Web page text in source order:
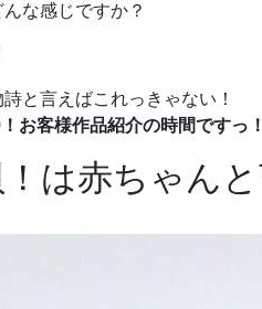
な感じですか？
と言えばこれっきゃない！
お客様作品紹介の時間ですっ！
は赤ちゃんと